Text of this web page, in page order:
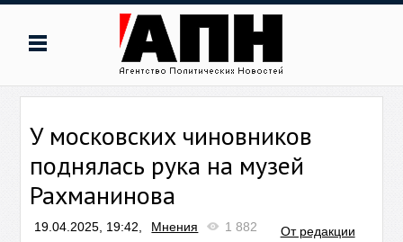
У московских чиновников
поднялась рука на музей
Рахманинова
19.04.2025, 19:42, Мнения 1 882 От редакции